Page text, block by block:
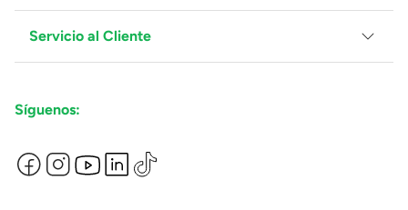
Localiza tu tienda
Blog
Facturación
Proveedores
Servicio al Cliente
Preguntas Frecuentes
Términos y Condiciones
Devoluciones de Compras en Línea
Síguenos: